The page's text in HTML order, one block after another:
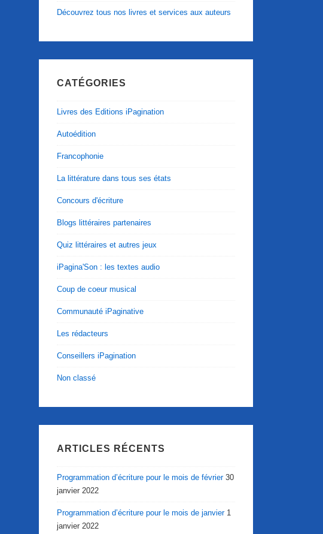
Découvrez tous nos livres et services aux auteurs
CATÉGORIES
Livres des Editions iPagination
Autoédition
Francophonie
La littérature dans tous ses états
Concours d'écriture
Blogs littéraires partenaires
Quiz littéraires et autres jeux
iPagina'Son : les textes audio
Coup de coeur musical
Communauté iPaginative
Les rédacteurs
Conseillers iPagination
Non classé
ARTICLES RÉCENTS
Programmation d’écriture pour le mois de février 30
janvier 2022
Programmation d’écriture pour le mois de janvier 1
janvier 2022